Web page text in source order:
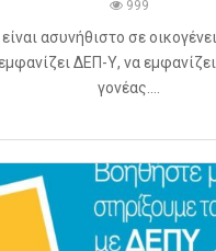
999
ασυνήθιστο σε
ΔΕΠ-Υ, να
γονέας....